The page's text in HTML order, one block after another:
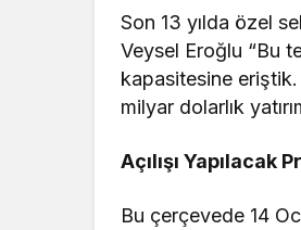
Son 13 yılda özel
Veysel Eroğlu “Bu
kapasitesine eriştik.
milyar dolarlık
Açılışı Yapılacak
Bu çerçevede 14